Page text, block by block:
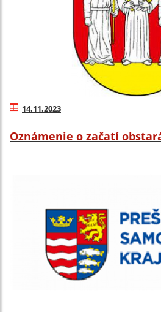
14.11.2023
Oznámenie o začatí